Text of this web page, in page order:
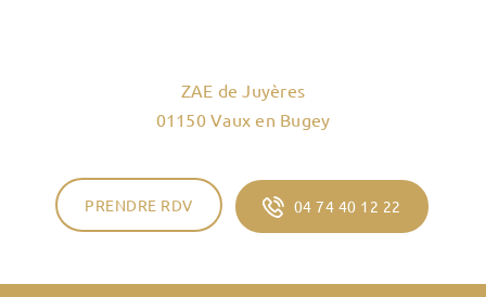
ZAE de Juyères
01150 Vaux en Bugey
PRENDRE RDV 04 74 40 12 22